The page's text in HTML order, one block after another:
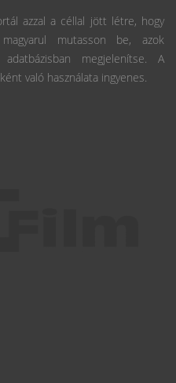
azzal a céllal jött létre, hogy
mutasson be, azok
megjelenítse. A
való használata ingyenes.